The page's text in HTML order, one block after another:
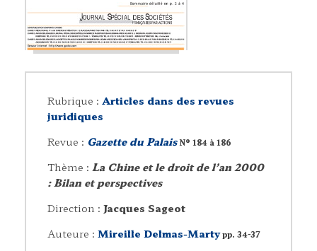
Rubrique : Articles dans des revues
juridiques
Revue : Gazette du Palais N° 184 à 186
Thème : La Chine et le droit de l’an 2000
: Bilan et perspectives
Direction : Jacques Sageot
Auteure : Mireille Delmas-Marty pp. 34-37